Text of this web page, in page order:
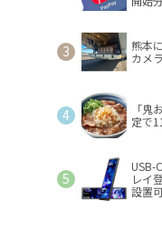
熊本
カメ
「
定で
USB-
レイ
設置